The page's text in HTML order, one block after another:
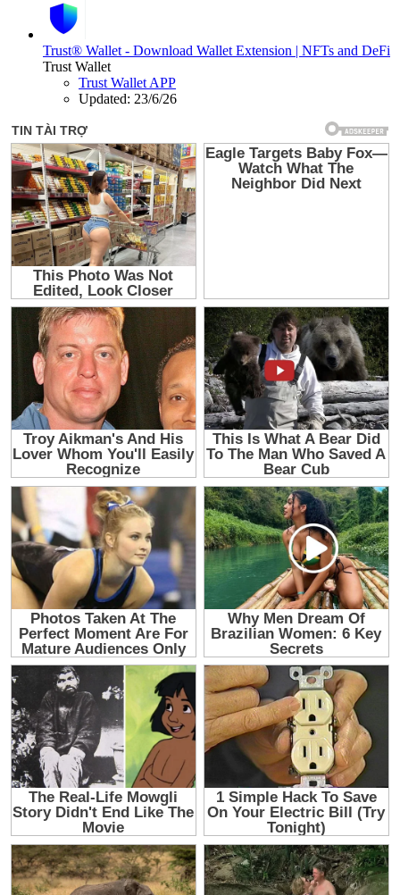
Trust® Wallet - Download Wallet Extension | NFTs and DeFi
Trust Wallet
Trust Wallet APP
Updated: 23/6/26